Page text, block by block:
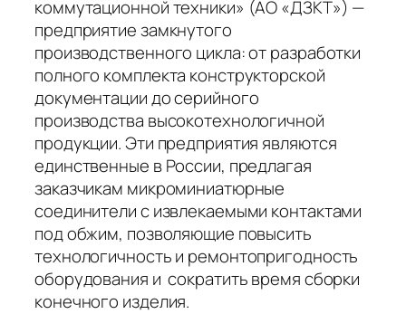
коммутационной техники» (АО «ДЗКТ») —
предприятие замкнутого
производственного цикла: от разработки
полного комплекта конструкторской
документации до серийного
производства высокотехнологичной
продукции. Эти предприятия являются
единственные в России, предлагая
заказчикам микроминиатюрные
соединители с извлекаемыми контактами
под обжим, позволяющие повысить
технологичность и ремонтопригодность
оборудования и сократить время сборки
конечного изделия.